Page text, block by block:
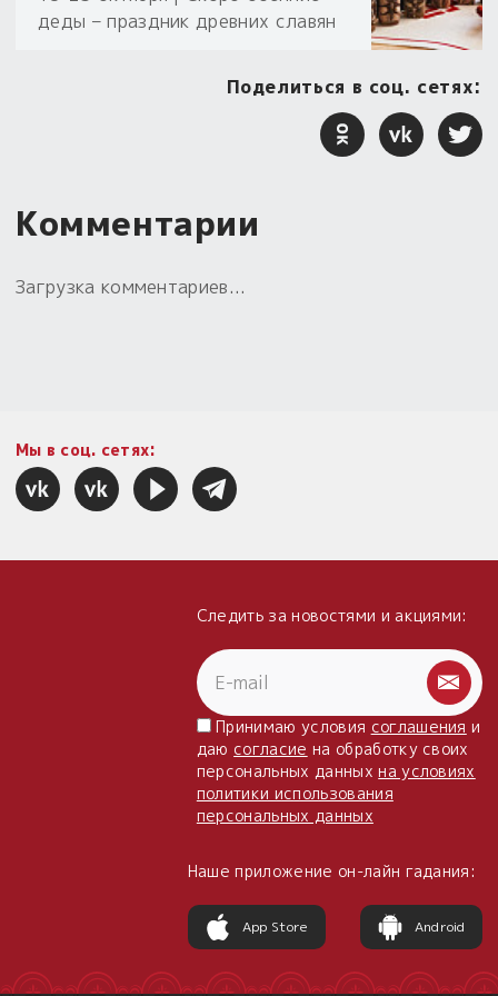
деды – праздник древних славян
Поделиться в соц. сетях:
Комментарии
Загрузка комментариев...
Мы в соц. сетях:
Следить за новостями и акциями:
Принимаю условия соглашения и
даю согласие на обработку своих
персональных данныхна условиях
политики использования
персональных данных
Наше приложение он-лайн гадания:
App Store Android